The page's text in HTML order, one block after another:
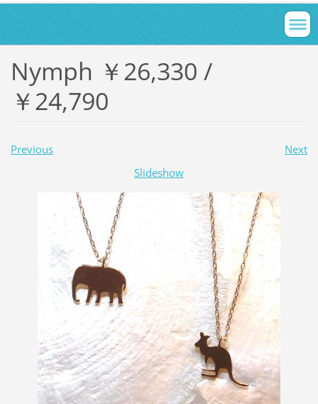
Nymph ￥26,330 /
￥24,790
Previous
Next
Slideshow